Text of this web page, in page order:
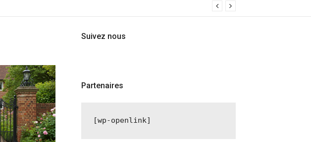
Suivez nous
Partenaires
[wp-openlink]